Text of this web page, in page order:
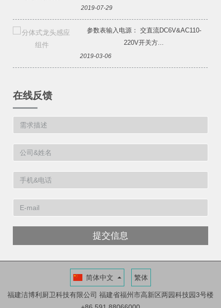
2019-07-29
参数表输入电源： 交直流DC6V&AC110-
220V开关方...
2019-03-06
在线反馈
提交信息
简体中文 繁体
福建洁博利厨卫科技有限公司 福建省福州市高新区两园科技园3号楼